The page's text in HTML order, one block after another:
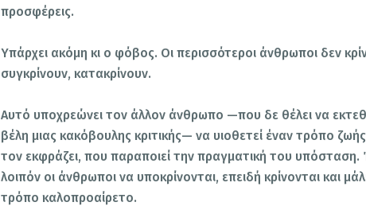
προσφέρεις.
Υπάρχει ακόμη κι ο φόβος. Οι περισσότεροι άνθρωποι δεν
συγκρίνουν, κατακρίνουν.
Αυτό υποχρεώνει τον άλλον άνθρωπο —που δε θέλει να
βέλη μιας κακόβουλης κριτικής— να υιοθετεί έναν τρόπο
τον εκφράζει, που παραποιεί την πραγματική του υπόσταση.
λοιπόν οι άνθρωποι να υποκρίνονται, επειδή κρίνονται και
τρόπο καλοπροαίρετο.